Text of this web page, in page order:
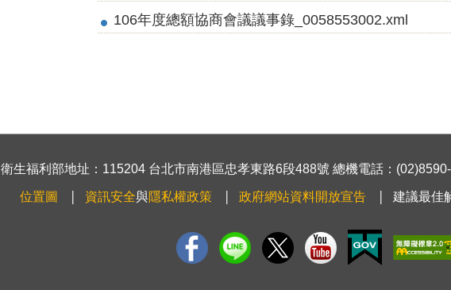
106年度總額協商會議議事錄_0058553002.xml
衛生福利部地址：115204 台北市南港區忠孝東路6段488號 總機電話：
位置圖 資訊安全與隱私權政策 政府網站資料開放宣告 建議最佳